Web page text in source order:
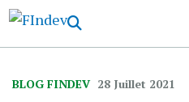
BLOG FINDEV 28 Juillet 2021